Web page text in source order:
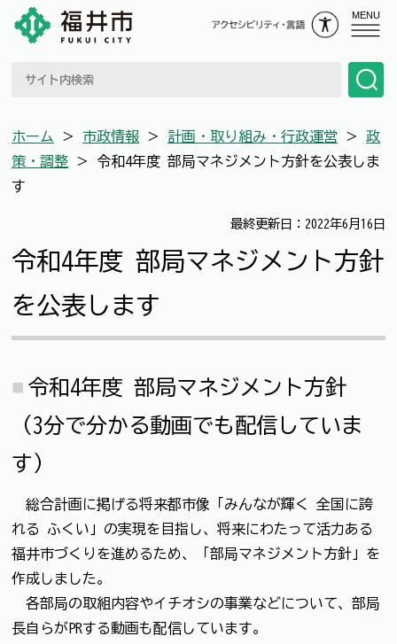
MENU
ホーム ＞ 市政情報 ＞ 計画・取り組み・行政運営 ＞ 政
策・調整 ＞ 令和4年度 部局マネジメント方針を公表しま
す
最終更新日：2022年6月16日
令和4年度 部局マネジメント方針
を公表します
令和4年度 部局マネジメント方針
（3分で分かる動画でも配信していま
す）
総合計画に掲げる将来都市像「みんなが輝く 全国に誇
れる ふくい」の実現を目指し、将来にわたって活力ある
福井市づくりを進めるため、「部局マネジメント方針」を
作成しました。
各部局の取組内容やイチオシの事業などについて、部局
長自らがPRする動画も配信しています。